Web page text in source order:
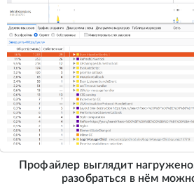
Профайлер выглядит
разобраться в нём